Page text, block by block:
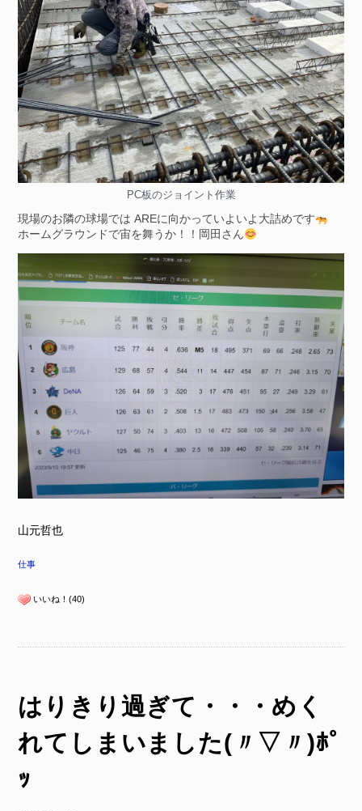
PC板のジョイント作業
現場のお隣の球場では AREに向かっていよいよ大詰めです
ホームグラウンドで宙を舞うか！！岡田さん
山元哲也
仕事
いいね！(40)
はりきり過ぎて・・・めく
れてしまいました(〃▽〃)ﾎﾟ
ｯ